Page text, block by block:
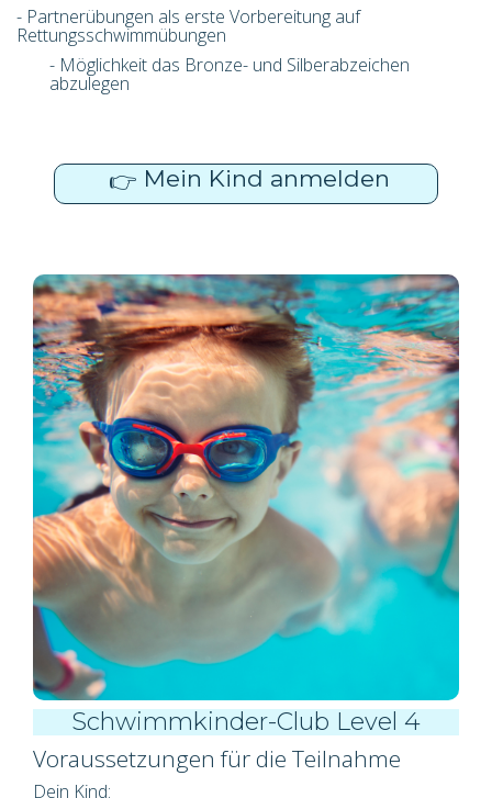
- Partnerübungen als erste Vorbereitung auf
Rettungsschwimmübungen
- Möglichkeit das Bronze- und Silberabzeichen
abzulegen
👉 Mein Kind anmelden
Schwimmkinder-Club Level 4
Voraussetzungen für die Teilnahme
Dein Kind: